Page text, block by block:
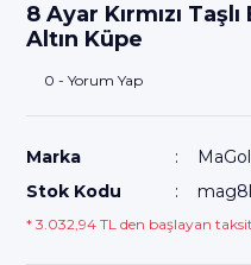
8 Ayar Kırmızı
Altın Küpe
0 - Yorum Yap
Marka
Stok Kodu
* 3.032,94 TL den başlayan